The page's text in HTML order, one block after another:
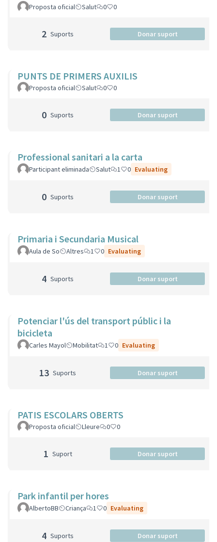
Proposta oficial Salut 0 0
2 Suports Donar suport
PUNTS DE PRIMERS AUXILIS
Proposta oficial Salut 0 0
0 Suports Donar suport
Professional sanitari a la carta
Participant eliminada Salut 1 0 Evaluating
0 Suports Donar suport
Primaria i Secundaria Musical
Aula de So Altres 1 0 Evaluating
4 Suports Donar suport
Potenciar l'ús del transport públic i la
bicicleta
Carles Mayol Mobilitat 1 0 Evaluating
13 Suports Donar suport
PATIS ESCOLARS OBERTS
Proposta oficial Lleure 0 0
1 Suport Donar suport
Park infantil per hores
AlbertoBB Criança 1 0 Evaluating
4 Suports Donar suport